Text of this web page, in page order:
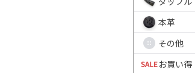
本革
その他
お買い得